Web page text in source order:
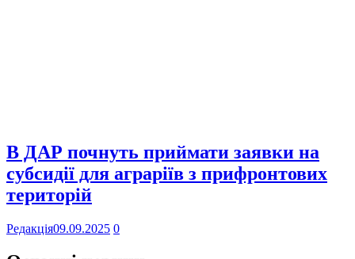
В ДАР почнуть приймати заявки на
субсидії для аграріїв з прифронтових
територій
Редакція09.09.2025 0